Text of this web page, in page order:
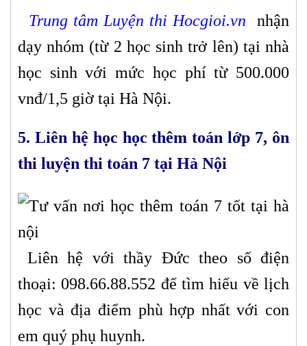
Trung tâm Luyện thi Hocgioi.vn
nhận
dạy nhóm (từ 2 học sinh trở lên) tại nhà
học sinh với mức học phí từ 500.000
vnđ/1,5 giờ tại Hà Nội.
5. Liên hệ học học thêm toán lớp 7, ôn
thi luyện thi toán 7 tại Hà Nội
Liên hệ với thầy Đức theo số điện
thoại: 098.66.88.552 để tìm hiểu về lịch
học và địa điểm phù hợp nhất với con
em quý phụ huynh.